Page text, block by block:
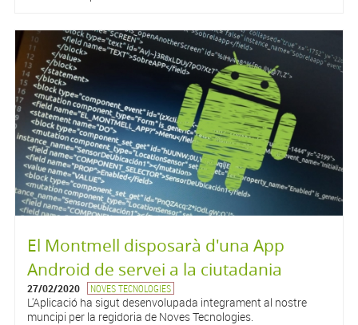
El Montmell disposarà d'una App
Android de servei a la ciutadania
27/02/2020 NOVES TECNOLOGIES
L'Aplicació ha sigut desenvolupada integrament al nostre
muncipi per la regidoria de Noves Tecnologies.